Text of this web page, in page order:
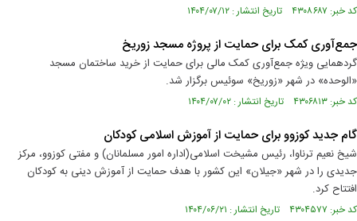
کد خبر: ۴۳۰۸۶۸۷ تاریخ انتشار : ۱۴۰۴/۰۷/۱۲
جمع‌آوری کمک برای حمایت از پروژه مسجد زوریخ
گردهمایی ویژه جمع‌آوری کمک مالی برای حمایت از خرید ساختمان مسجد
«الوحده» در شهر «زوریخ» سوئیس برگزار شد.
کد خبر: ۴۳۰۶۸۱۳ تاریخ انتشار : ۱۴۰۴/۰۷/۰۲
گام جدید کوزوو برای حمایت از آموزش اسلامی کودکان
شیخ نعیم ترناوا، رئیس مشیخت اسلامی(اداره امور مسلمانان) و مفتی کوزوو، مرکز
جدیدی را در شهر «جیلان» این کشور با هدف حمایت از آموزش دینی به کودکان
افتتاح کرد.
کد خبر: ۴۳۰۴۵۷۷ تاریخ انتشار : ۱۴۰۴/۰۶/۲۱